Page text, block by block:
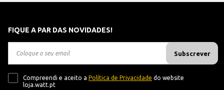
FIQUE A PAR DAS NOVIDADES!
Subscrever
Compreendi e aceito a Política de Privacidade do website
loja.watt.pt